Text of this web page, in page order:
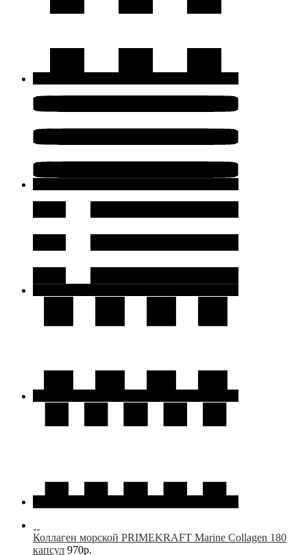
Коллаген морской PRIMEKRAFT Marine Collagen 180
капсул 970р.